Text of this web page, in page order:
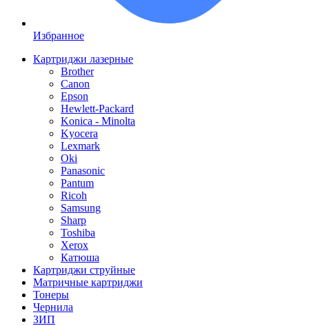
Избранное
Картриджи лазерные
Brother
Canon
Epson
Hewlett-Packard
Konica - Minolta
Kyocera
Lexmark
Oki
Panasonic
Pantum
Ricoh
Samsung
Sharp
Toshiba
Xerox
Катюша
Картриджи струйные
Матричные картриджи
Тонеры
Чернила
ЗИП